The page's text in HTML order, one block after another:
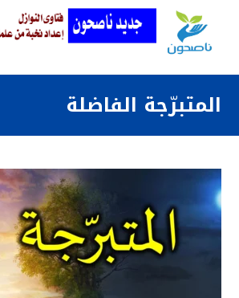
المتبرّجة الفاضلة